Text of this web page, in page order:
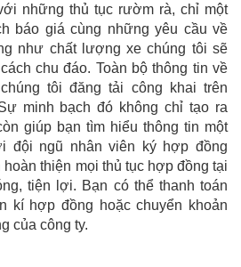
những thủ tục rườm rà, chỉ một
báo giá cùng những yêu cầu về
như chất lượng xe chúng tôi sẽ
chu đáo. Toàn bộ thông tin về
tôi đăng tải công khai trên
minh bạch đó không chỉ tạo ra
giúp bạn tìm hiểu thông tin một
đội ngũ nhân viên ký hợp đồng
thiện mọi thủ tục hợp đồng tại
tiện lợi. Bạn có thể thanh toán
kí hợp đồng hoặc chuyển khoản
của công ty.